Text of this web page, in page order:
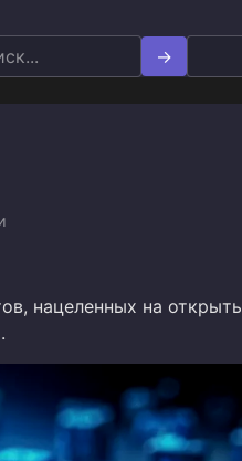
нацеленных на